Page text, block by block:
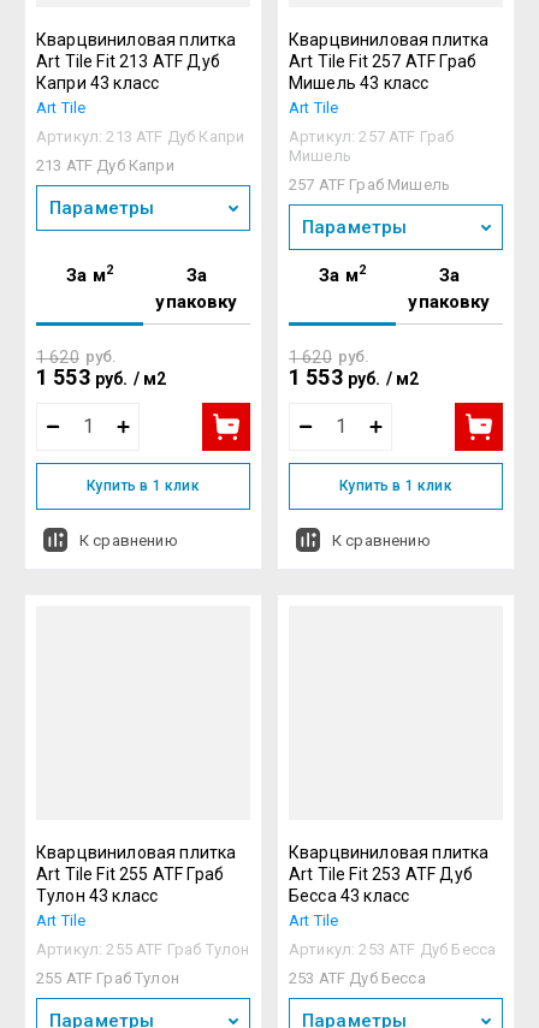
Кварцвиниловая плитка
Art Tile Fit 213 ATF Дуб
Капри 43 класс
Art Tile
Артикул: 213 ATF Дуб Капри
213 ATF Дуб Капри
Параметры
За м2
За
упаковку
1 620 руб.
1 553 руб. / м2
Купить в 1 клик
К сравнению
Кварцвиниловая плитка
Art Tile Fit 257 ATF Граб
Мишель 43 класс
Art Tile
Артикул: 257 ATF Граб
Мишель
257 ATF Граб Мишель
Параметры
За м2
За
упаковку
1 620 руб.
1 553 руб. / м2
Купить в 1 клик
К сравнению
Кварцвиниловая плитка
Art Tile Fit 255 ATF Граб
Тулон 43 класс
Art Tile
Артикул: 255 ATF Граб Тулон
255 ATF Граб Тулон
Параметры
Кварцвиниловая плитка
Art Tile Fit 253 ATF Дуб
Бесса 43 класс
Art Tile
Артикул: 253 ATF Дуб Бесса
253 ATF Дуб Бесса
Параметры